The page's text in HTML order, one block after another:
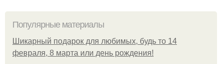
Популярные материалы
Шикарный подарок для любимых, будь то 14
февраля, 8 марта или день рождения!